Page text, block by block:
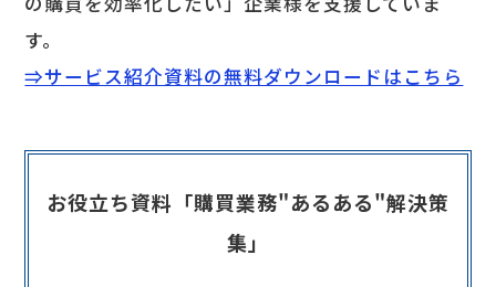
す。
⇒サービス紹介資料の無料ダウンロードはこちら
お役立ち資料「購買業務"あるある"解決策
集」